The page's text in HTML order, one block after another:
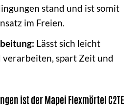
stand und ist somit
im Freien.
Lässt sich leicht
verarbeiten, spart Zeit und
ist der Mapei Flexmörtel C2TE